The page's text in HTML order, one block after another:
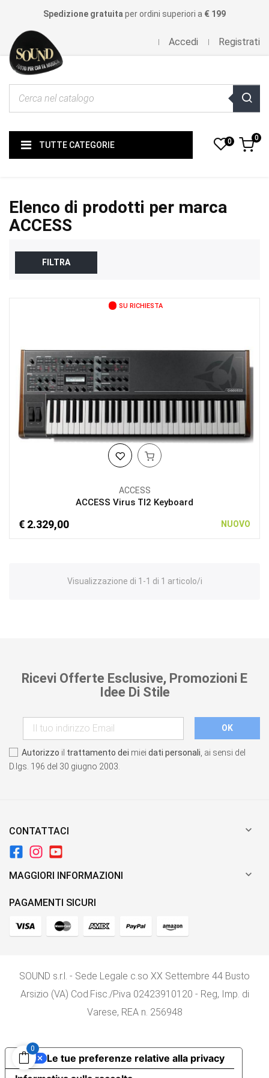
Spedizione gratuita per ordini superiori a € 199
Accedi Registrati
TUTTE CATEGORIE 0 0
Elenco di prodotti per marca
ACCESS
FILTRA
SU RICHIESTA
ACCESS
ACCESS Virus TI2 Keyboard
€ 2.329,00 NUOVO
Visualizzazione di 1-1 di 1 articolo/i
Ricevi Offerte Esclusive, Promozioni E
Idee Di Stile
Autorizzo il trattamento dei miei dati personali , ai sensi del
D.lgs. 196 del 30 giugno 2003.
CONTATTACI 
MAGGIORI INFORMAZIONI 
PAGAMENTI SICURI
SOUND s.r.l. - Sede Legale c.so XX Settembre 44 Busto
Arsizio (VA) Cod.Fisc./P.iva 02423910120 - Reg, Imp. di
Varese, REA n. 256948
0
Le tue preferenze relative alla privacy